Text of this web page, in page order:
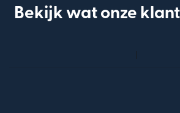
Bekijk wat onze